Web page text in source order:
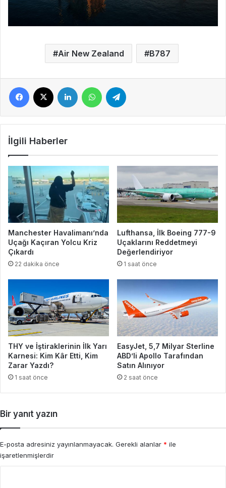
Air New Zealand B787
Facebook LinkedIn WhatsApp
İlgili Haberler
Manchester Havalimanı’nda
Uçağı Kaçıran Yolcu Kriz
Çıkardı
22 dakika önce
Lufthansa, İlk Boeing 777-9
Uçaklarını Reddetmeyi
Değerlendiriyor
1 saat önce
THY ve İştiraklerinin İlk Yarı
Karnesi: Kim Kâr Etti, Kim
Zarar Yazdı?
1 saat önce
EasyJet, 5,7 Milyar Sterline
ABD’li Apollo Tarafından
Satın Alınıyor
2 saat önce
Bir yanıt yazın
E-posta adresiniz yayınlanmayacak. Gerekli alanlar * ile
işaretlenmişlerdir